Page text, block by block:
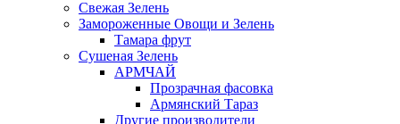
Свежая Зелень
Замороженные Овощи и Зелень
Тамара фрут
Сушеная Зелень
АРМЧАЙ
Прозрачная фасовка
Армянский Тараз
Другие производители